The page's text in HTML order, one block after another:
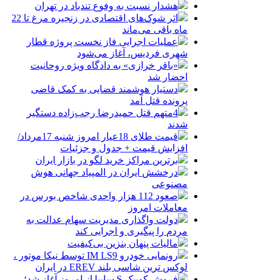
هشدار نسبت به وفوع تندباد در تهران
اثر شوک‌های اقتصادی در زنجیره مرغ تا 22
ماه باقی می‌ماند
عملیات اجرایی فاز نخست پروژه قطار
شهری فردیس، آغاز می‌شود
«باقر خرازی» به دادگاه ویژه روحانیت
احضار شد
دستیار هوشمند قضایی به کمک قاضی
پرونده قتل آمد
4متهم قتل حمیدرضا رجب‌زاده دستگیر
شدند
قیمت طلای 18عیار امروز شنبه 17مرداد/
افزایش قیمت + جدول و جزئیات
برترین مراکز خرید لگو در بازار ایران
درخشش ایران در المپیاد جهانی هوش
مصنوعی
صعود 112 هزار واحدی شاخص بورس در
معاملات امروز
دولت واگذاری مدیریت سهام عدالت به
مردم را پیگیری و اجرایی کند
مالیات پنهان بنزین بی‌کیفیت
رونمایی خودرو IM LS9 توسط نیکا موتور ،
لوکس ترین شاسی بلند EREV در ایران